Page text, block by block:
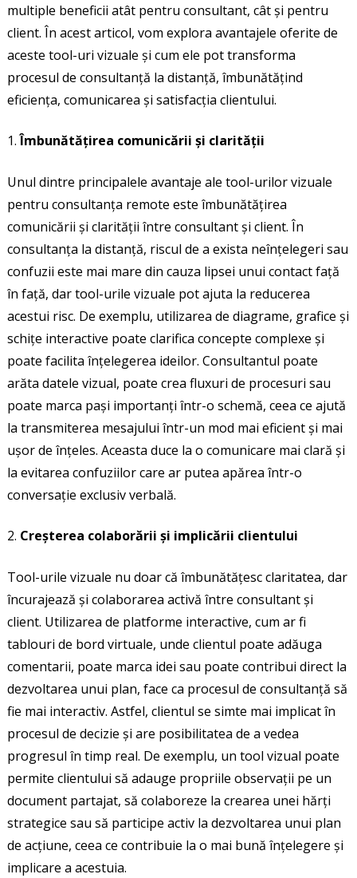
multiple beneficii atât pentru consultant, cât și pentru
client. În acest articol, vom explora avantajele oferite de
aceste tool-uri vizuale și cum ele pot transforma
procesul de consultanță la distanță, îmbunătățind
eficiența, comunicarea și satisfacția clientului.
Îmbunătățirea comunicării și clarității
Unul dintre principalele avantaje ale tool-urilor vizuale
pentru consultanța remote este îmbunătățirea
comunicării și clarității între consultant și client. În
consultanța la distanță, riscul de a exista neînțelegeri sau
confuzii este mai mare din cauza lipsei unui contact față
în față, dar tool-urile vizuale pot ajuta la reducerea
acestui risc. De exemplu, utilizarea de diagrame, grafice și
schițe interactive poate clarifica concepte complexe și
poate facilita înțelegerea ideilor. Consultantul poate
arăta datele vizual, poate crea fluxuri de procesuri sau
poate marca pași importanți într-o schemă, ceea ce ajută
la transmiterea mesajului într-un mod mai eficient și mai
ușor de înțeles. Aceasta duce la o comunicare mai clară și
la evitarea confuziilor care ar putea apărea într-o
conversație exclusiv verbală.
Creșterea colaborării și implicării clientului
Tool-urile vizuale nu doar că îmbunătățesc claritatea, dar
încurajează și colaborarea activă între consultant și
client. Utilizarea de platforme interactive, cum ar fi
tablouri de bord virtuale, unde clientul poate adăuga
comentarii, poate marca idei sau poate contribui direct la
dezvoltarea unui plan, face ca procesul de consultanță să
fie mai interactiv. Astfel, clientul se simte mai implicat în
procesul de decizie și are posibilitatea de a vedea
progresul în timp real. De exemplu, un tool vizual poate
permite clientului să adauge propriile observații pe un
document partajat, să colaboreze la crearea unei hărți
strategice sau să participe activ la dezvoltarea unui plan
de acțiune, ceea ce contribuie la o mai bună înțelegere și
implicare a acestuia.